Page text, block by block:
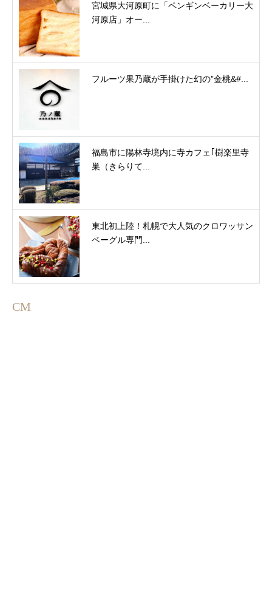
宮城県大河原町に「ペンギンベーカリー大
河原店」オー...
フルーツ果乃蔵が手掛けた幻の”金桃&#...
福島市に陽林寺境内に寺カフェ｢樹楽里寺
巣（きらりて...
東北初上陸！札幌で大人気のクロワッサン
ベーグル専門...
CM